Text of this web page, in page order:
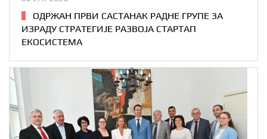
ОДРЖАН ПРВИ САСТАНАК РАДНЕ ГРУПЕ ЗА
ИЗРАДУ СТРАТЕГИЈЕ РАЗВОЈА СТАРТАП
ЕКОСИСТЕМА